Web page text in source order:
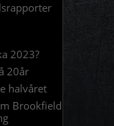
2023?
20år
halvåret
Brookfield